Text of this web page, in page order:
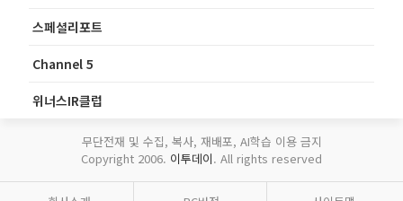
스페셜리포트
Channel 5
위너스IR클럽
무단전재 및 수집, 복사, 재배포, AI학습 이용 금지
Copyright 2006. 이투데이. All rights reserved